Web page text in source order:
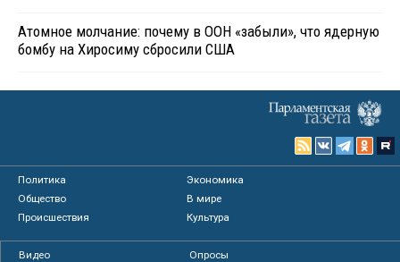
Атомное молчание: почему в ООН «забыли», что ядерную
бомбу на Хиросиму сбросили США
Политика
Экономика
Общество
В мире
Происшествия
Культура
Видео
Опросы